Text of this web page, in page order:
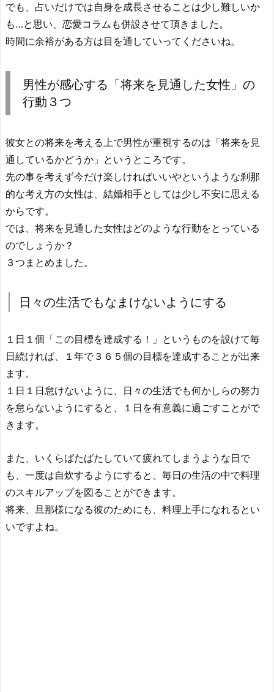
でも、占いだけでは自身を成長させることは少し難しいか
も…と思い、恋愛コラムも併設させて頂きました。
時間に余裕がある方は目を通していってくださいね。
男性が感心する「将来を見通した女性」の
行動３つ
彼女との将来を考える上で男性が重視するのは「将来を見
通しているかどうか」というところです。
先の事を考えず今だけ楽しければいいやというような刹那
的な考え方の女性は、結婚相手としては少し不安に思える
からです。
では、将来を見通した女性はどのような行動をとっている
のでしょうか？
３つまとめました。
日々の生活でもなまけないようにする
１日１個「この目標を達成する！」というものを設けて毎
日続ければ、１年で３６５個の目標を達成することが出来
ます。
１日１日怠けないように、日々の生活でも何かしらの努力
を怠らないようにすると、１日を有意義に過ごすことがで
きます。
また、いくらばたばたしていて疲れてしまうような日で
も、一度は自炊するようにすると、毎日の生活の中で料理
のスキルアップを図ることができます。
将来、旦那様になる彼のためにも、料理上手になれるとい
いですよね。